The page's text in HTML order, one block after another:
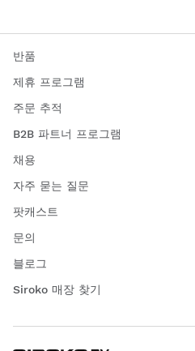
반품
제휴 프로그램
주문 추적
B2B 파트너 프로그램
채용
자주 묻는 질문
팟캐스트
문의
블로그
Siroko 매장 찾기